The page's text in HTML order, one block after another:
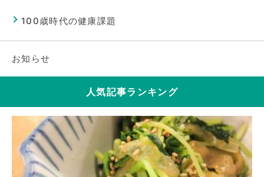
100歳時代の健康課題
お知らせ
人気記事ランキング